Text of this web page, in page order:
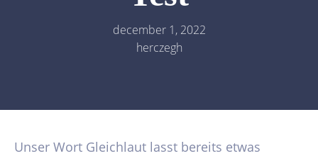
december 1, 2022
herczegh
Unser Wort Gleichlaut lasst bereits etwas